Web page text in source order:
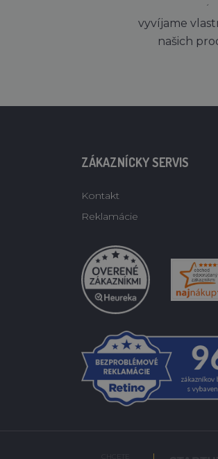
´
vyvíjame
našich
ZÁKAZNÍCKY SERVIS
Kontakt
Reklamácie